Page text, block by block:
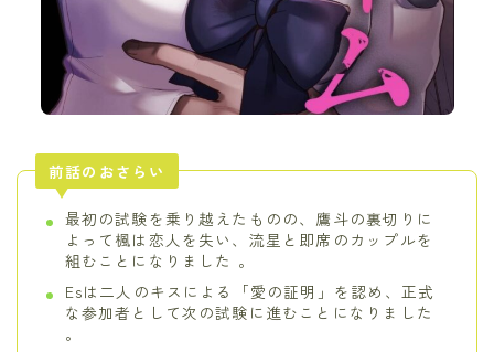
前話のおさらい
最初の試験を乗り越えたものの、鷹斗の裏切りに
よって楓は恋人を失い、流星と即席のカップルを
組むことになりました 。
Esは二人のキスによる「愛の証明」を認め、正式
な参加者として次の試験に進むことになりました
。